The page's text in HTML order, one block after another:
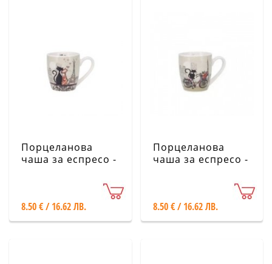
Порцеланова
чаша за еспресо -
8.50 € / 16.62 ЛВ.
Порцеланова
чаша за еспресо -
велосипед KIUB
8.50 € / 16.62 ЛВ.